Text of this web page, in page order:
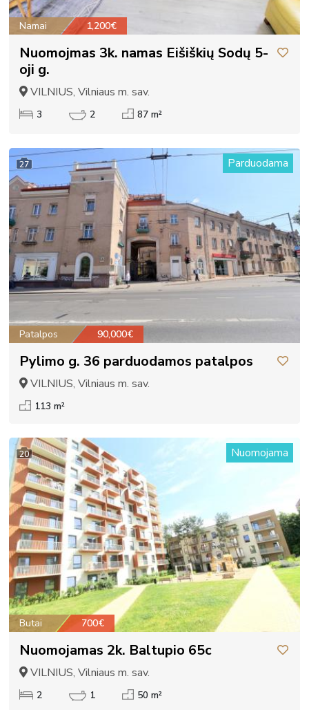
Namai 1,200€
Nuomojmas 3k. namas Eišiškių Sodų 5-
oji g.
VILNIUS, Vilniaus m. sav.
3 2 87 m²
27 Parduodama
Patalpos 90,000€
Pylimo g. 36 parduodamos patalpos
VILNIUS, Vilniaus m. sav.
113 m²
20 Nuomojama
Butai 700€
Nuomojamas 2k. Baltupio 65c
VILNIUS, Vilniaus m. sav.
2 1 50 m²